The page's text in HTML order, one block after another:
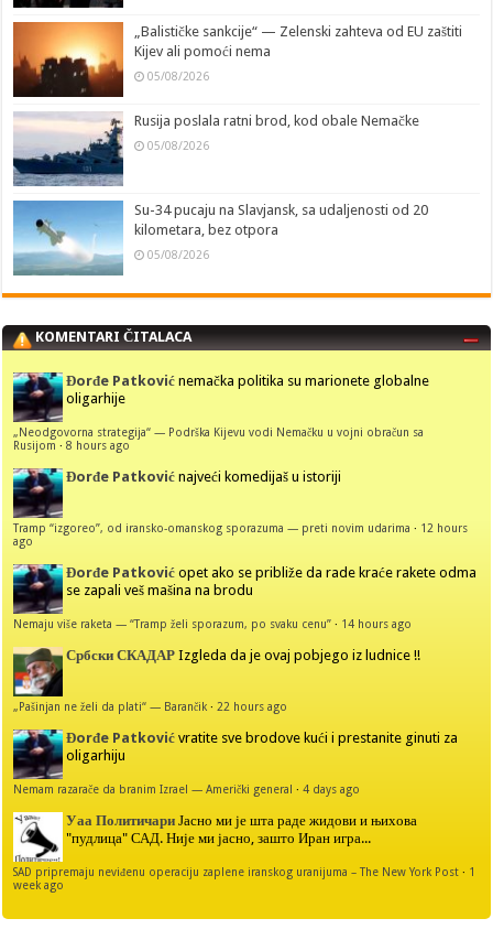
„Balističke sankcije“ — Zelenski zahteva od EU zaštiti
Kijev ali pomoći nema
05/08/2026
Rusija poslala ratni brod, kod obale Nemačke
05/08/2026
Su-34 pucaju na Slavjansk, sa udaljenosti od 20
kilometara, bez otpora
05/08/2026
KOMENTARI ČITALACA
Đorđe Patković nemačka politika su marionete globalne
oligarhije
„Neodgovorna strategija“ — Podrška Kijevu vodi Nemačku u vojni obračun sa
Rusijom ·8 hours ago
Đorđe Patković najveći komedijaš u istoriji
Tramp “izgoreo”, od iransko-omanskog sporazuma — preti novim udarima · 12 hours
ago
Đorđe Patković opet ako se približe da rade kraće rakete odma
se zapali veš mašina na brodu
Nemaju više raketa — “Tramp želi sporazum, po svaku cenu” · 14 hours ago
Србски СКАДАР Izgleda da je ovaj pobjego iz ludnice !!
„Pašinjan ne želi da plati“ — Barančik ·22 hours ago
Đorđe Patković vratite sve brodove kući i prestanite ginuti za
oligarhiju
Nemam razarače da branim Izrael — Američki general ·4 days ago
Уаа Политичари Јасно ми је шта раде жидови и њихова
"пудлица" САД. Није ми јасно, зашто Иран игра...
SAD pripremaju neviđenu operaciju zaplene iranskog uranijuma – The New York Post · 1
week ago